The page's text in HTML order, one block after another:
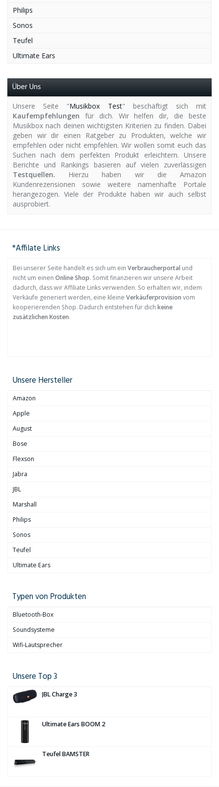
Philips
Sonos
Teufel
Ultimate Ears
Über Uns
Unsere Seite "Musikbox Test" beschäftigt sich mit
Kaufempfehlungen für dich. Wir helfen dir, die beste
Musikbox nach deinen wichtigsten Kriterien zu finden. Dabei
geben wir dir einen Ratgeber zu Produkten, welche wir
empfehlen oder nicht empfehlen. Wir wollen somit euch das
Suchen nach dem perfekten Produkt erleichtern. Unsere
Berichte und Rankings basieren auf vielen zuverlässigen
Testquellen. Hierzu haben wir die Amazon
Kundenrezensionen sowie weitere namenhafte Portale
herangezogen. Viele der Produkte haben wir auch selbst
ausprobiert.
*Affilate Links
Bei unserer Seite handelt es sich um ein Verbraucherportal und
nicht um einen Online Shop. Somit finanzieren wir unsere Arbeit
dadurch, dass wir Affiliate Links verwenden. So erhalten wir, indem
Verkäufe generiert werden, eine kleine Verkäuferprovision vom
kooperierenden Shop. Dadurch entstehen für dich keine
zusätzlichen Kosten.
Unsere Hersteller
Amazon
Apple
August
Bose
Flexson
Jabra
JBL
Marshall
Philips
Sonos
Teufel
Ultimate Ears
Typen von Produkten
Bluetooth-Box
Soundsysteme
Wifi-Lautsprecher
Unsere Top 3
JBL Charge 3
Ultimate Ears BOOM 2
Teufel BAMSTER